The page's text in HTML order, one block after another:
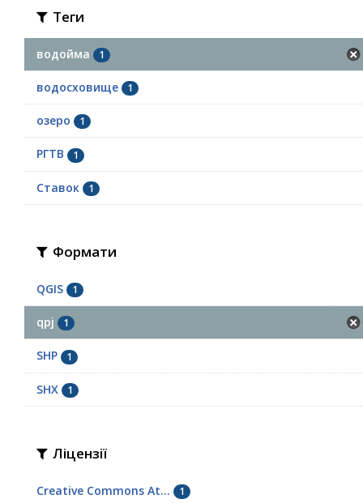
Теги
водойма 1
водосховище 1
озеро 1
РГТВ 1
Ставок 1
Формати
QGIS 1
qpj 1
SHP 1
SHX 1
Ліцензії
Creative Commons At... 1